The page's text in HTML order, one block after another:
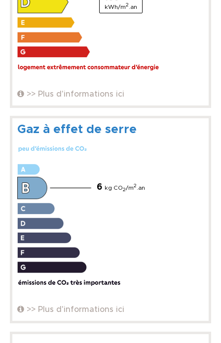
kWh/m2 .an
>> Plus d'informations ici
Gaz à effet de serre
6 kg CO2/m2 .an
>> Plus d'informations ici